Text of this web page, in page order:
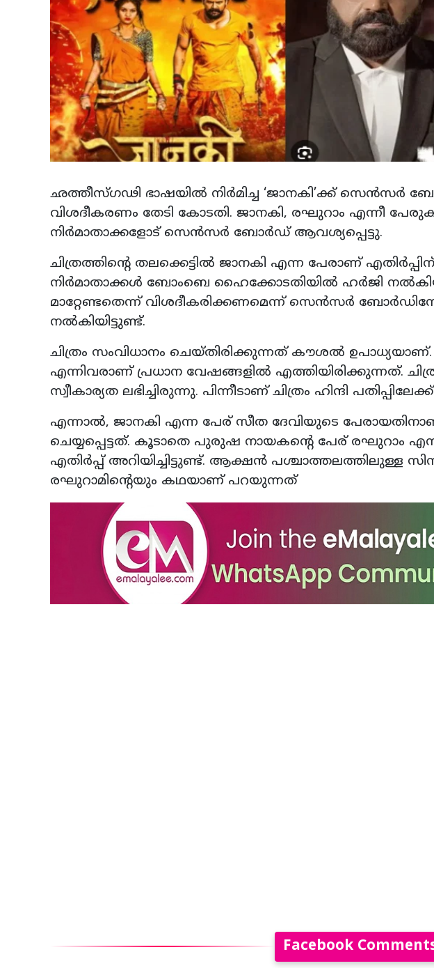
ഛത്തീസ്​ഗഢി ഭാഷയിൽ നിർമിച്ച ‘ജാനകി’ക്ക് സെൻസർ
വിശദീകരണം തേടി കോടതി. ജാനകി, രഘുറാം എന്നീ
നിർമാതാക്കളോട് സെൻസർ ബോർഡ് ആവശ്യപ്പെട്ടു.
ചിത്രത്തിന്റെ തലക്കെട്ടിൽ ജാനകി എന്ന പേരാണ്
നിർമാതാക്കൾ ബോംബെ ഹൈക്കോടതിയിൽ ഹർജി
മാറ്റേണ്ടതെന്ന് വിശദീകരിക്കണമെന്ന് സെൻസർ
നൽകിയിട്ടുണ്ട്.
ചിത്രം സംവിധാനം ചെയ്തിരിക്കുന്നത് കൗശൽ
എന്നിവരാണ് പ്രധാന വേഷങ്ങളിൽ എത്തിയിരിക്കുന്നത്.
സ്വീകാര്യത ലഭിച്ചിരുന്നു. പിന്നീടാണ് ചിത്രം ഹിന്ദി
എന്നാൽ, ജാനകി എന്ന പേര് സീത ദേവിയുടെ
ചെയ്യപ്പെട്ടത്. കൂടാതെ പുരുഷ നായകന്റെ പേര് രഘുറാം
എതിർപ്പ് അറിയിച്ചിട്ടുണ്ട്. ആക്ഷൻ പശ്ചാത്തലത്തിലുള്ള
രഘുറാമിന്റെയും കഥയാണ് പറയുന്നത്
Facebook